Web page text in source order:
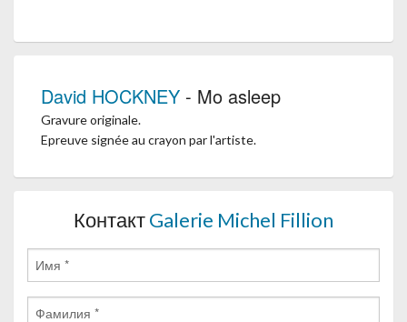
David HOCKNEY - Mo asleep
Gravure originale.
Epreuve signée au crayon par l'artiste.
КонтактGalerie Michel Fillion